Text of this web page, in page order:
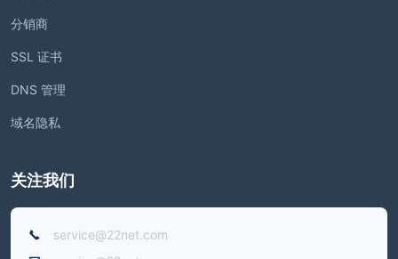
分销商
SSL 证书
DNS 管理
域名隐私
关注我们
service@22net.com